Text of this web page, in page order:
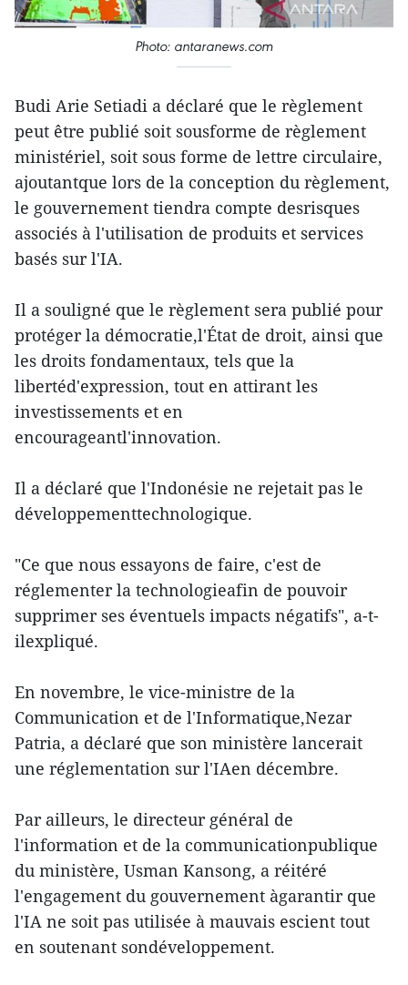
Photo: antaranews.com
Budi Arie Setiadi a déclaré que le règlement
peut être publié soit sousforme de règlement
ministériel, soit sous forme de lettre circulaire,
ajoutantque lors de la conception du règlement,
le gouvernement tiendra compte desrisques
associés à l'utilisation de produits et services
basés sur l'IA.
Il a souligné que le règlement sera publié pour
protéger la démocratie,l'État de droit, ainsi que
les droits fondamentaux, tels que la
libertéd'expression, tout en attirant les
investissements et en
encourageantl'innovation.
Il a déclaré que l'Indonésie ne rejetait pas le
développementtechnologique.
"Ce que nous essayons de faire, c'est de
réglementer la technologieafin de pouvoir
supprimer ses éventuels impacts négatifs", a-t-
ilexpliqué.
En novembre, le vice-ministre de la
Communication et de l'Informatique,Nezar
Patria, a déclaré que son ministère lancerait
une réglementation sur l'IAen décembre.
Par ailleurs, le directeur général de
l'information et de la communicationpublique
du ministère, Usman Kansong, a réitéré
l'engagement du gouvernement àgarantir que
l'IA ne soit pas utilisée à mauvais escient tout
en soutenant sondéveloppement.